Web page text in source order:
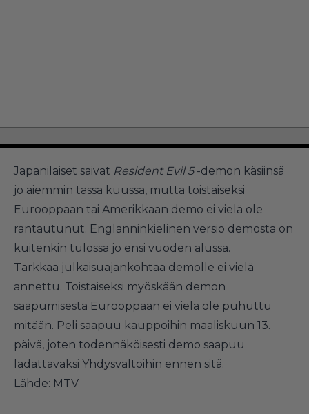
Japanilaiset saivat Resident Evil 5-demon käsiinsä
jo aiemmin tässä kuussa, mutta toistaiseksi
Eurooppaan tai Amerikkaan demo ei vielä ole
rantautunut. Englanninkielinen versio demosta on
kuitenkin tulossa jo ensi vuoden alussa.
Tarkkaa julkaisuajankohtaa demolle ei vielä
annettu. Toistaiseksi myöskään demon
saapumisesta Eurooppaan ei vielä ole puhuttu
mitään. Peli saapuu kauppoihin maaliskuun 13.
päivä, joten todennäköisesti demo saapuu
ladattavaksi Yhdysvaltoihin ennen sitä.
Lähde: MTV